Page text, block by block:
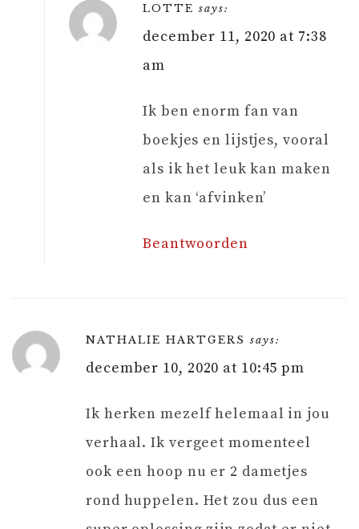
LOTTE says:
december 11, 2020 at 7:38
am
Ik ben enorm fan van
boekjes en lijstjes, vooral
als ik het leuk kan maken
en kan ‘afvinken’
Beantwoorden
NATHALIE HARTGERS says:
december 10, 2020 at 10:45 pm
Ik herken mezelf helemaal in jou
verhaal. Ik vergeet momenteel
ook een hoop nu er 2 dametjes
rond huppelen. Het zou dus een